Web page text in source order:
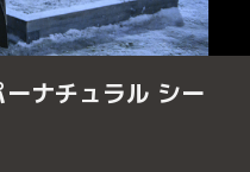
ナチュラル シー